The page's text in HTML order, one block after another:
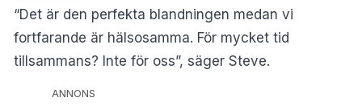
“Det är den perfekta blandningen medan vi
fortfarande är hälsosamma. För mycket tid
tillsammans? Inte för oss”, säger Steve.
ANNONS